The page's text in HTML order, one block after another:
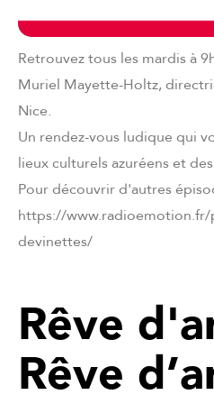
Retrouvez tous les mardis à
Muriel Mayette-Holtz,
Nice.
Un rendez-vous ludique qui
lieux culturels azuréens et
Pour découvrir d'autres
https://
devinettes/
Rêve
Rêve